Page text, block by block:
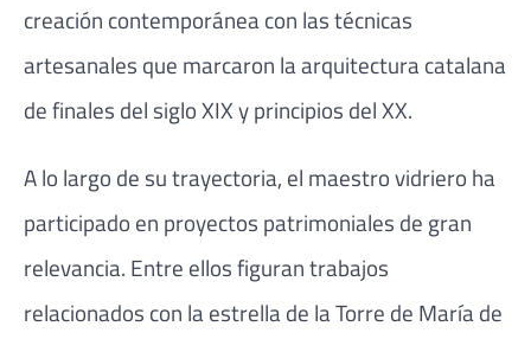
creación contemporánea con las técnicas
artesanales que marcaron la arquitectura catalana
de finales del siglo XIX y principios del XX.
A lo largo de su trayectoria, el maestro vidriero ha
participado en proyectos patrimoniales de gran
relevancia. Entre ellos figuran trabajos
relacionados con la estrella de la Torre de María de